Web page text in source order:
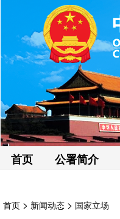
首页 公署简介
首页 > 新闻动态 > 国家立场